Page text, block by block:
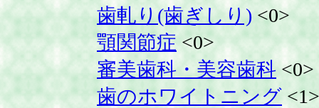
歯軋り(歯ぎしり) <0>
顎関節症 <0>
審美歯科・美容歯科 <0>
歯のホワイトニング <1>